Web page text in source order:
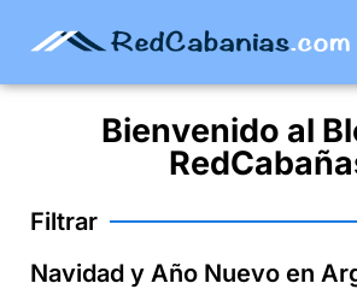
Bienvenido al
Filtrar
Navidad y Año Nuevo en